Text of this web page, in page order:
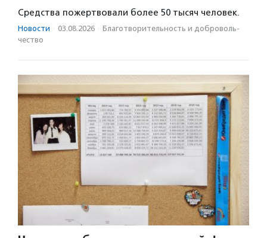
Средства пожертвовали более 50 тысяч человек.
Новости · 03.08.2026 · Благотвори­тель­ность и доброволь­
чест­во